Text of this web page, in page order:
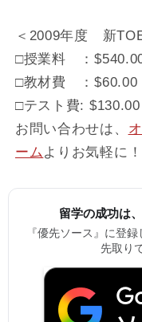
＜2009年度 新
□授業料 ：
□教材費 ：$60.00
□テスト費: $130.00
お問い合わせは、
ームよりお気軽に！
留学の成功は
『優先ソース』に登
先取り